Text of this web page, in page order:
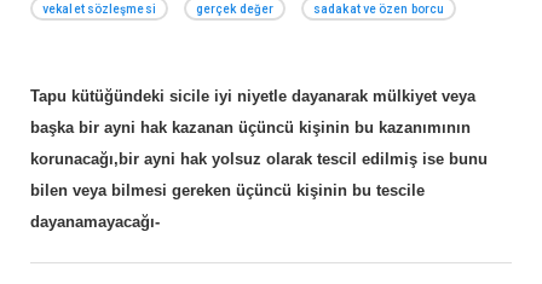
vekalet sözleşmesi gerçek değer sadakat ve özen borcu
Tapu kütüğündeki sicile iyi niyetle dayanarak mülkiyet veya
başka bir ayni hak kazanan üçüncü kişinin bu kazanımının
korunacağı,bir ayni hak yolsuz olarak tescil edilmiş ise bunu
bilen veya bilmesi gereken üçüncü kişinin bu tescile
dayanamayacağı-